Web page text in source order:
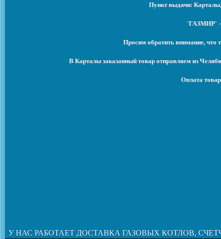
Пункт выдачи:
'ГАЗМИР' -
Просим обратить внимание, что
В Карталы заказанный товар отправляем из
Оплата
У НАС РАБОТАЕТ ДОСТАВКА ГАЗОВЫХ КОТЛОВ,